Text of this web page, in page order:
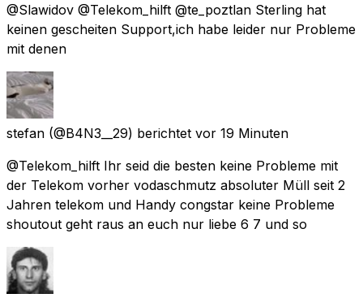
@Slawidov @Telekom_hilft @te_poztlan Sterling hat
keinen gescheiten Support,ich habe leider nur Probleme
mit denen
stefan (@B4N3__29) berichtet vor 19 Minuten
@Telekom_hilft Ihr seid die besten keine Probleme mit
der Telekom vorher vodaschmutz absoluter Müll seit 2
Jahren telekom und Handy congstar keine Probleme
shoutout geht raus an euch nur liebe 6 7 und so